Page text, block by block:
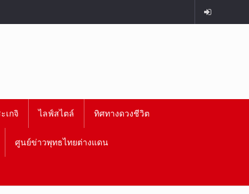
เกจิ ไลฟ์สไตล์ ทิศทางดวงชีวิต
ศูนย์ข่าวพุทธไทยต่างแดน